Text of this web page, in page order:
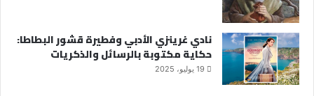
نادي غرينزي الأدبي وفطيرة قشور البطاطا:
حكاية مكتوبة بالرسائل والذكريات
19 يوليو، 2025